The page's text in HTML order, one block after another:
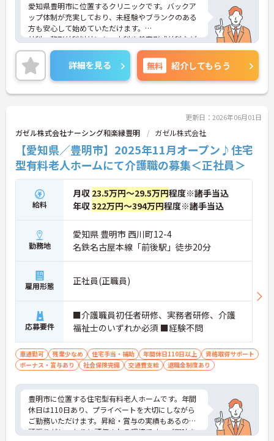
愛知県豊明市に位置するクリニックです。バックア
ップ体制が充実しており、未経験やブランクのある
方も安心して始めていただけます。
外科、整形外科以外にも、内科や美容形成外科など
があり幅広い経験を積むことが出来ます。
院内には入院施設を備え、MRIなど設備も充実して
いるので、看護師としての経験を積むことができま
す。
優秀な看護師を育成するため、その修学に必要な奨
詳細を見る 無料 紹介してもらう
更新日：2026年06月01日
ガゼル株式会社ナーシング和楽縁豊明 ガゼル株式会社
【愛知県／豊明市】2025年11月オープン♪住宅
型有料老人ホームにて介護職の募集＜正社員＞
給料
月収 23.5万円～29.5万円程度※諸手当込
年収322万円～394万円程度※諸手当込
勤務地
愛知県 豊明市 西川町12-4
名鉄名古屋本線「前後駅」徒歩20分
雇用形態 正社員(正職員)
応募要件
■介護職員初任者研修、実務者研修、介護
福祉士のいずれか必須 ■経験不問
車通勤可 残業少なめ 住宅手当・補助 年間休日110日以上
資格取得サポート
ボーナス・賞与あり
社会保険完備 交通費支給 退職金制度あり
豊明市に位置する住宅型有料老人ホームです。年間
休日は110日あり、プライベートを大切にしながら
ご勤務いただけます。昇給・賞与の実績もあるので
頑張りがしっかりと評価される環境です。ご興味を